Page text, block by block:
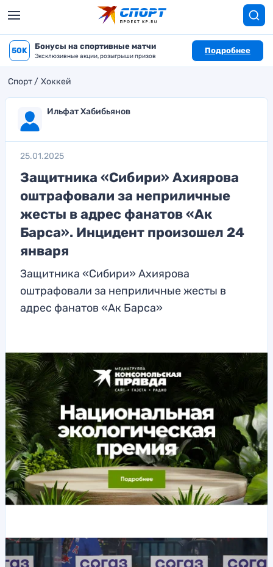
50K Бонусы на спортивные матчи
Эксклюзивные акции, розыгрыши призов
Подробнее
Спорт Хоккей
Ильфат Хабибьянов
25.01.2025
Защитника «Сибири» Ахиярова
оштрафовали за неприличные
жесты в адрес фанатов «Ак
Барса». Инцидент произошел 24
января
Защитника «Сибири» Ахиярова
оштрафовали за неприличные жесты в
адрес фанатов «Ак Барса»